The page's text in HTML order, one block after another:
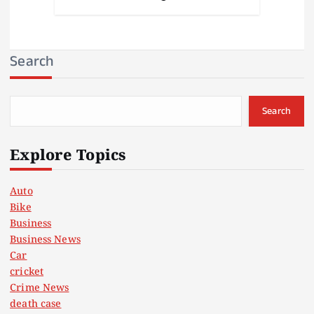
Search
Search
Explore Topics
Auto
Bike
Business
Business News
Car
cricket
Crime News
death case